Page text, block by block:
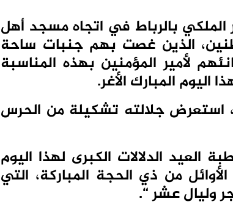
بالرباط في اتجاه مسجد أهل
الذين غصت بهم جنبات ساحة
لأمير المؤمنين بهذه المناسبة
اليوم المبارك الأغر.
استعرض جلالته تشكيلة من الحرس
العيد الدلالات الكبرى لهذا اليوم
من ذي الحجة المباركة، التي
وليال عشر “.